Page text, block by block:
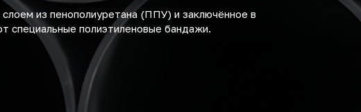
из пенополиуретана (ППУ) и заключённое в
специальные полиэтиленовые бандажи.